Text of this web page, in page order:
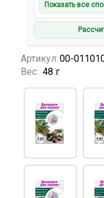
Показать все
Артикул: 00-
Вес: 48 г